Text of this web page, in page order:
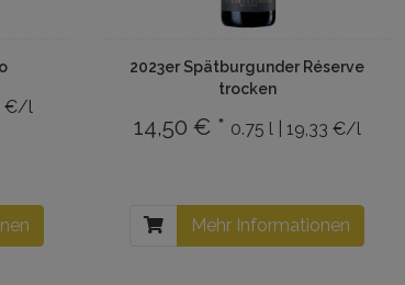
€/l
2023er Spätburgunder Réserve
trocken
14,50 € * 0.75 l | 19,33 €/l
Mehr Informationen